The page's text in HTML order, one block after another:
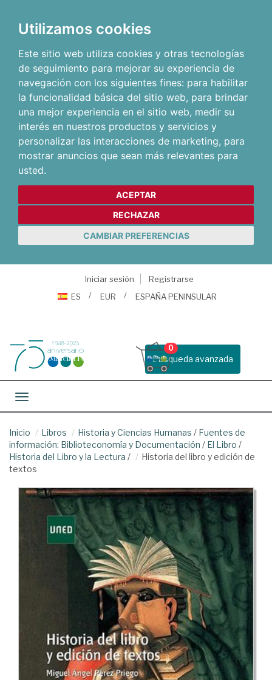
Utilizamos cookies
Este sitio web utiliza cookies y otras tecnologías
de seguimiento para mejorar su experiencia de
navegación con los siguientes fines: para habilitar
la funcionalidad básica del sitio web, para brindar
una mejor experiencia en el sitio web, medir su
interés en nuestros productos y servicios y
personalizar las interacciones de marketing, para
mostrar anuncios que sean más relevantes para
usted.
ACEPTAR
RECHAZAR
CAMBIAR PREFERENCIAS
Iniciar sesión
Registrarse
ES
EUR ESPAÑA PENINSULAR
Busqueda avanzada
0
Toggle navigation
Inicio Libros Historia y Ciencias Humanas / Fuentes de
información: Biblioteconomía y Documentación / El Libro /
Historia del Libro y la Lectura /
Historia del libro y edición de
textos